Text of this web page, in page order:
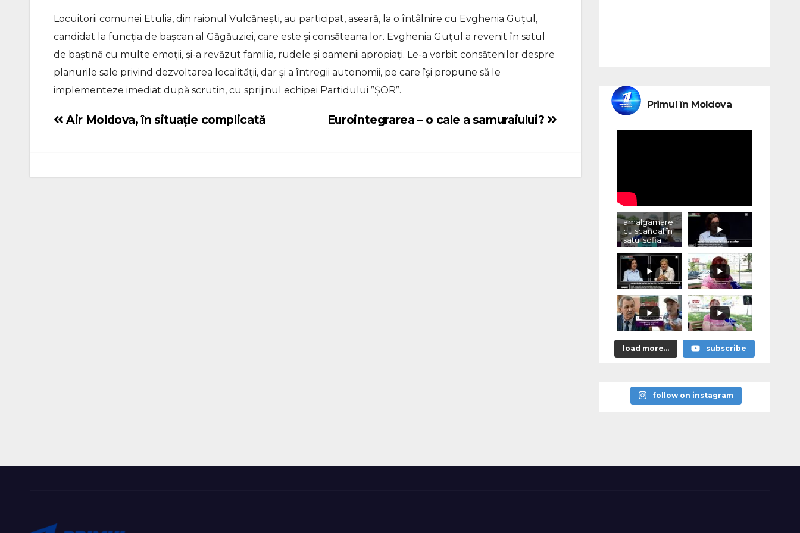
Locuitorii comunei Etulia, din raionul Vulcănești, au participat, aseară, la o întâlnire cu Evghenia Guțul,
candidat la funcția de bașcan al Găgăuziei, care este și consăteana lor. Evghenia Guțul a revenit în satul
de baștină cu multe emoții, și-a revăzut familia, rudele și oamenii apropiați. Le-a vorbit consătenilor despre
planurile sale privind dezvoltarea localității, dar și a întregii autonomii, pe care își propune să le
implementeze imediat după scrutin, cu sprijinul echipei Partidului ”ȘOR”.
Navigare
Eurointegrarea – o cale a samuraiului?
Air Moldova, în situație complicată
Primul în Moldova
amalgamare
cu scandal în
satul sofia
load more... subscribe
follow on instagram